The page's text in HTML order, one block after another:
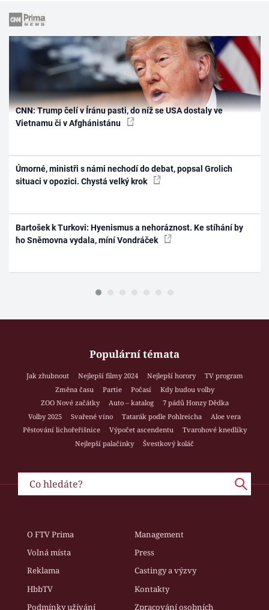
CNN: Trump čelí v Íránu pasti, do níž se USA dostaly ve
Vietnamu či v Afghánistánu
Úmorné, ministři s námi nechodí do debat, popsal Grolich
situaci v opozici. Chystá velký krok
Bartošek k Turkovi: Hyenismus a nehoráznost. Ke stíhání by
ho Sněmovna vydala, míní Vondráček
Populární témata
Jak zhubnout Nejlepší filmy 2024 Nejlepší horory
TV program
Změna času
Partie Počasí
Kdy budou volby
ZOO Nové začátky
Auto – katalog
7 pádů Honzy Dědka
Volby 2025
Svařené víno Tatarák podle Pohlreicha
Aloe vera
Pěstování lichořeřišnice
Výpočet ascendentu
Tvarohové knedlíky
Nejlepší palačinky
Švestkový koláč
O FTV Prima
Management
Volná místa
Press
Reklama
Castingy a výzvy
HbbTV
Kontakty
Podmínky užívání
Zpracování osobních